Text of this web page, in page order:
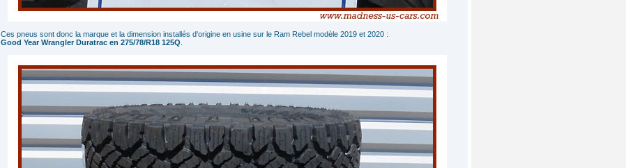
Ces pneus sont donc la marque et la dimension installés d'origine en usine sur le Ram Rebel modèle 2019 et 2020 :
Good Year Wrangler Duratrac en 275/78/R18 125Q